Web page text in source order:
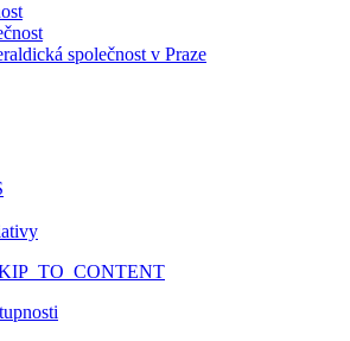
společnost v Praze